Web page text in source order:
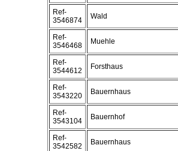
Ref-
3546874
Wald
Ref-
3546468
Muehle
Ref-
3544612
Forsthaus
Ref-
3543220
Bauernhaus
Ref-
3543104
Bauernhof
Ref-
3542582
Bauernhaus